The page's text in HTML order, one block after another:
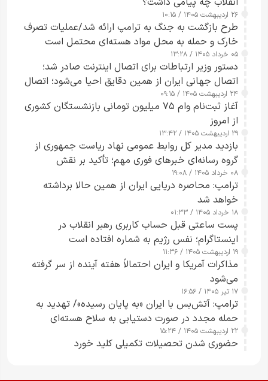
۲۶ اردیبهشت ۱۴۰۵ / ۱۰:۱۵
طرح‌ بازگشت به جنگ به ترامپ ارائه شد/عملیات تصرف
خارک و حمله به محل مواد هسته‌ای محتمل است
۰۵ خرداد ۱۴۰۵ / ۱۳:۲۸
دستور وزیر ارتباطات برای اتصال اینترنت صادر شد؛
اتصال جهانی ایران از همین دقایق احیا می‌شود؛ اتصال
کامل مردم تا ۲۴ ساعت آینده
۲۴ اردیبهشت ۱۴۰۵ / ۰۹:۱۵
آغاز ثبت‌نام وام ۷۵ میلیون تومانی بازنشستگان کشوری
از امروز
۲۹ اردیبهشت ۱۴۰۵ / ۱۳:۴۲
بازدید مدیر کل روابط عمومی نهاد ریاست جمهوری از
گروه رسانه‌ای خبرهای فوری مهم؛ تأکید بر نقش
رسانه‌های هوشمند و مسئول در ارتقای آگاهی عمومی
۰۸ خرداد ۱۴۰۵ / ۱۹:۰۸
ترامپ: محاصره دریایی ایران از همین حالا برداشته
خواهد شد
۱۸ خرداد ۱۴۰۵ / ۰۱:۳۳
پست ساعتی قبل حساب کاربری رهبر انقلاب در
اینستاگرام؛ نفس رژیم به شماره افتاده است​
۱۹ اردیبهشت ۱۴۰۵ / ۱۱:۳۶
مذاکرات آمریکا و ایران احتمالاً هفته آینده از سر گرفته
می‌شود
۱۷ تیر ۱۴۰۵ / ۱۶:۵۶
ترامپ: آتش‌بس با ایران «به پایان رسیده»/ تهدید به
حمله مجدد در صورت دستیابی به سلاح هسته‌ای
۲۲ اردیبهشت ۱۴۰۵ / ۱۵:۲۴
حضوری شدن تحصیلات تکمیلی کلید خورد